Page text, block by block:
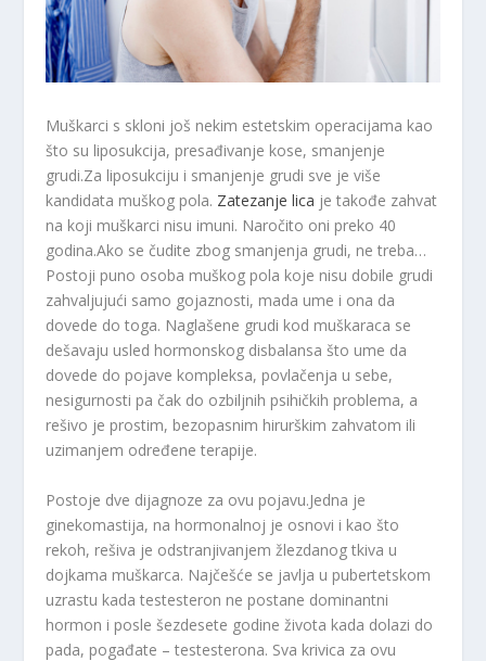
Muškarci s skloni još nekim estetskim operacijama kao
što su liposukcija, presađivanje kose, smanjenje
grudi.Za liposukciju i smanjenje grudi sve je više
kandidata muškog pola. Zatezanje lica je takođe zahvat
na koji muškarci nisu imuni. Naročito oni preko 40
godina.Ako se čudite zbog smanjenja grudi, ne treba…
Postoji puno osoba muškog pola koje nisu dobile grudi
zahvaljujući samo gojaznosti, mada ume i ona da
dovede do toga. Naglašene grudi kod muškaraca se
dešavaju usled hormonskog disbalansa što ume da
dovede do pojave kompleksa, povlačenja u sebe,
nesigurnosti pa čak do ozbiljnih psihičkih problema, a
rešivo je prostim, bezopasnim hirurškim zahvatom ili
uzimanjem određene terapije.
Postoje dve dijagnoze za ovu pojavu.Jedna je
ginekomastija, na hormonalnoj je osnovi i kao što
rekoh, rešiva je odstranjivanjem žlezdanog tkiva u
dojkama muškarca. Najčešće se javlja u pubertetskom
uzrastu kada testesteron ne postane dominantni
hormon i posle šezdesete godine života kada dolazi do
pada, pogađate – testesterona. Sva krivica za ovu